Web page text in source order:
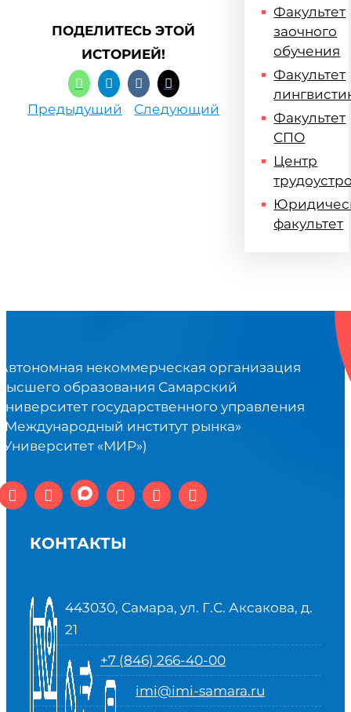
ПОДЕЛИТЕСЬ ЭТОЙ
ИСТОРИЕЙ!
Предыдущий Следующий
Факультет
заочного
обучения
Факультет
Факультет
СПО
Центр
факультет
некоммерческая организация
образования Самарский
государственного управления
институт рынка»
«МИР»)
КОНТАКТЫ
443030, Самара, ул. Г.С. Аксакова, д.
21
+7 (846) 266-40-00
imi@imi-samara.ru